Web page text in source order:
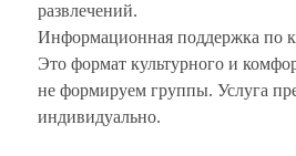
развлечений.
Информационная поддержка по
Это формат культурного и
не формируем группы. Услуга
индивидуально.